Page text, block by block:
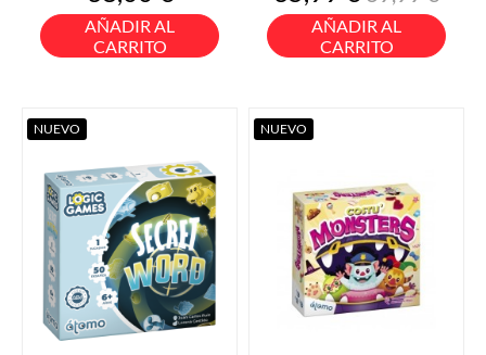
AÑADIR AL
CARRITO
base
AÑADIR AL
CARRITO
NUEVO NUEVO